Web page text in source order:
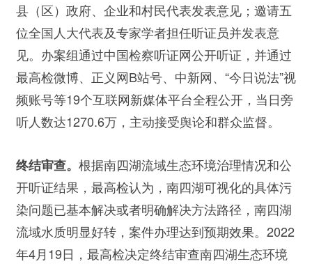
县（区）政府、企业和村民代表发表意见；邀请五
位全国人大代表及专家学者担任听证员并发表意
见。办案组通过中国检察听证网公开听证，并通过
最高检微博、正义网B站号、中新网、“今日说法”视
频账号等19个互联网新媒体平台全程公开，当日旁
听人数达1270.6万，主动接受舆论和群众监督。
终结审查。 根据南四湖流域生态环境治理情况和公
开听证结果，最高检认为，南四湖可视化的具体污
染问题已基本解决或者明确解决方法路径，南四湖
流域水质明显好转，案件办理达到预期效果。2022
年4月19日，最高检决定终结审查南四湖生态环境